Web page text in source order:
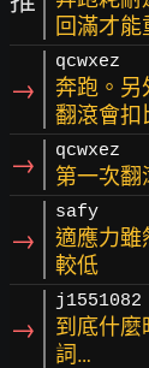
回滿才能
→
qcwxez
奔跑。另
翻滾會扣
→ qcwxez
第一次翻
→
safy
適應力雖
較低
→
j1551082
到底什麼
詞…